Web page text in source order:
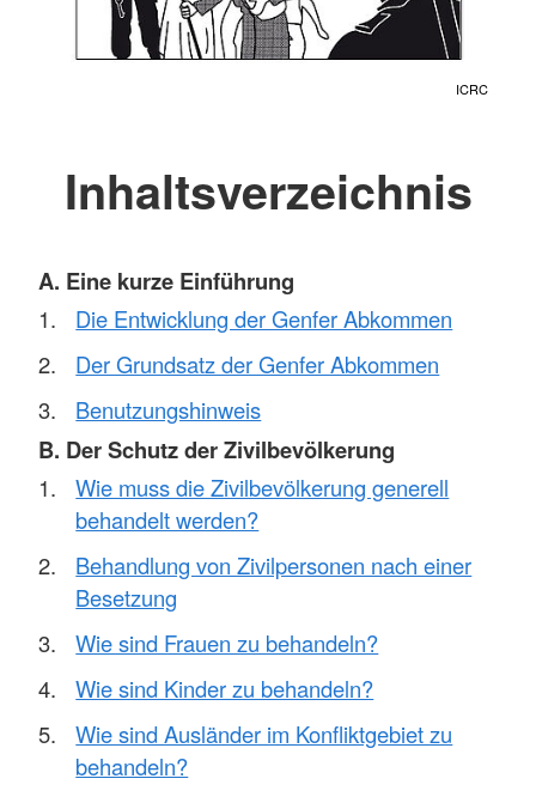
ICRC
Inhaltsverzeichnis
A. Eine kurze Einführung
Die Entwicklung der Genfer Abkommen
Der Grundsatz der Genfer Abkommen
Benutzungshinweis
B. Der Schutz der Zivilbevölkerung
Wie muss die Zivilbevölkerung generell
behandelt werden?
Behandlung von Zivilpersonen nach einer
Besetzung
Wie sind Frauen zu behandeln?
Wie sind Kinder zu behandeln?
Wie sind Ausländer im Konfliktgebiet zu
behandeln?